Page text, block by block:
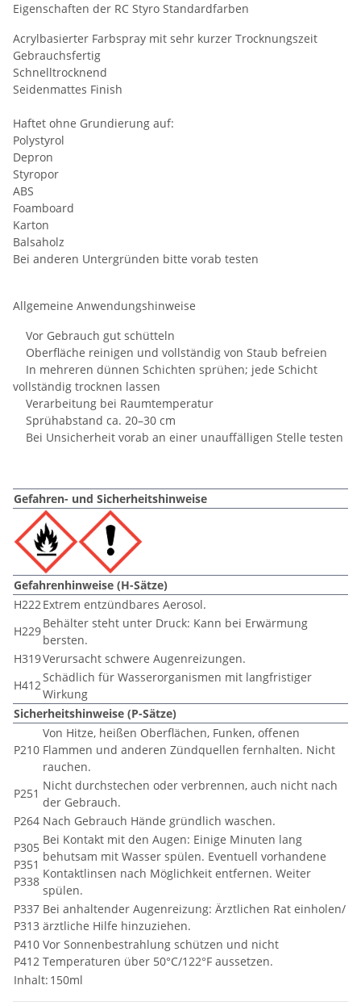
Eigenschaften der RC Styro Standardfarben
Acrylbasierter Farbspray mit sehr kurzer Trocknungszeit
Gebrauchsfertig
Schnelltrocknend
Seidenmattes Finish
Haftet ohne Grundierung auf:
Polystyrol
Depron
Styropor
ABS
Foamboard
Karton
Balsaholz
Bei anderen Untergründen bitte vorab testen
Allgemeine Anwendungshinweise
Vor Gebrauch gut schütteln
Oberfläche reinigen und vollständig von Staub befreien
In mehreren dünnen Schichten sprühen; jede Schicht
vollständig trocknen lassen
Verarbeitung bei Raumtemperatur
Sprühabstand ca. 20–30 cm
Bei Unsicherheit vorab an einer unauffälligen Stelle testen
Gefahren- und Sicherheitshinweise
Gefahrenhinweise (H-Sätze)
H222Extrem entzündbares Aerosol.
H229
Behälter steht unter Druck: Kann bei Erwärmung
bersten.
H319Verursacht schwere Augenreizungen.
H412
Schädlich für Wasserorganismen mit langfristiger
Wirkung
Sicherheitshinweise (P-Sätze)
P210
Von Hitze, heißen Oberflächen, Funken, offenen
Flammen und anderen Zündquellen fernhalten. Nicht
rauchen.
P251
Nicht durchstechen oder verbrennen, auch nicht nach
der Gebrauch.
P264 Nach Gebrauch Hände gründlich waschen.
P305
P351
P338
Bei Kontakt mit den Augen: Einige Minuten lang
behutsam mit Wasser spülen. Eventuell vorhandene
Kontaktlinsen nach Möglichkeit entfernen. Weiter
spülen.
P337
P313
Bei anhaltender Augenreizung: Ärztlichen Rat einholen/
ärztliche Hilfe hinzuziehen.
P410
P412
Vor Sonnenbestrahlung schützen und nicht
Temperaturen über 50°C/122°F aussetzen.
Inhalt: 150ml